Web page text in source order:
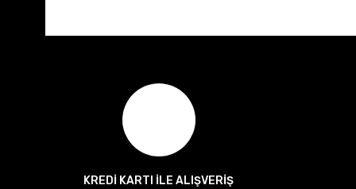
KREDİ KARTI İLE ALIŞVERİŞ